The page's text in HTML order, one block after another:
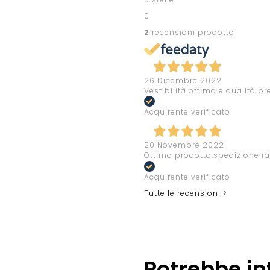
0
2 recensioni prodotto
26 Dicembre 2022
Vestibilità ottima e qualità
Acquirente verificato
20 Novembre 2022
Ottimo prodotto,spedizione
Acquirente verificato
Tutte le recensioni >